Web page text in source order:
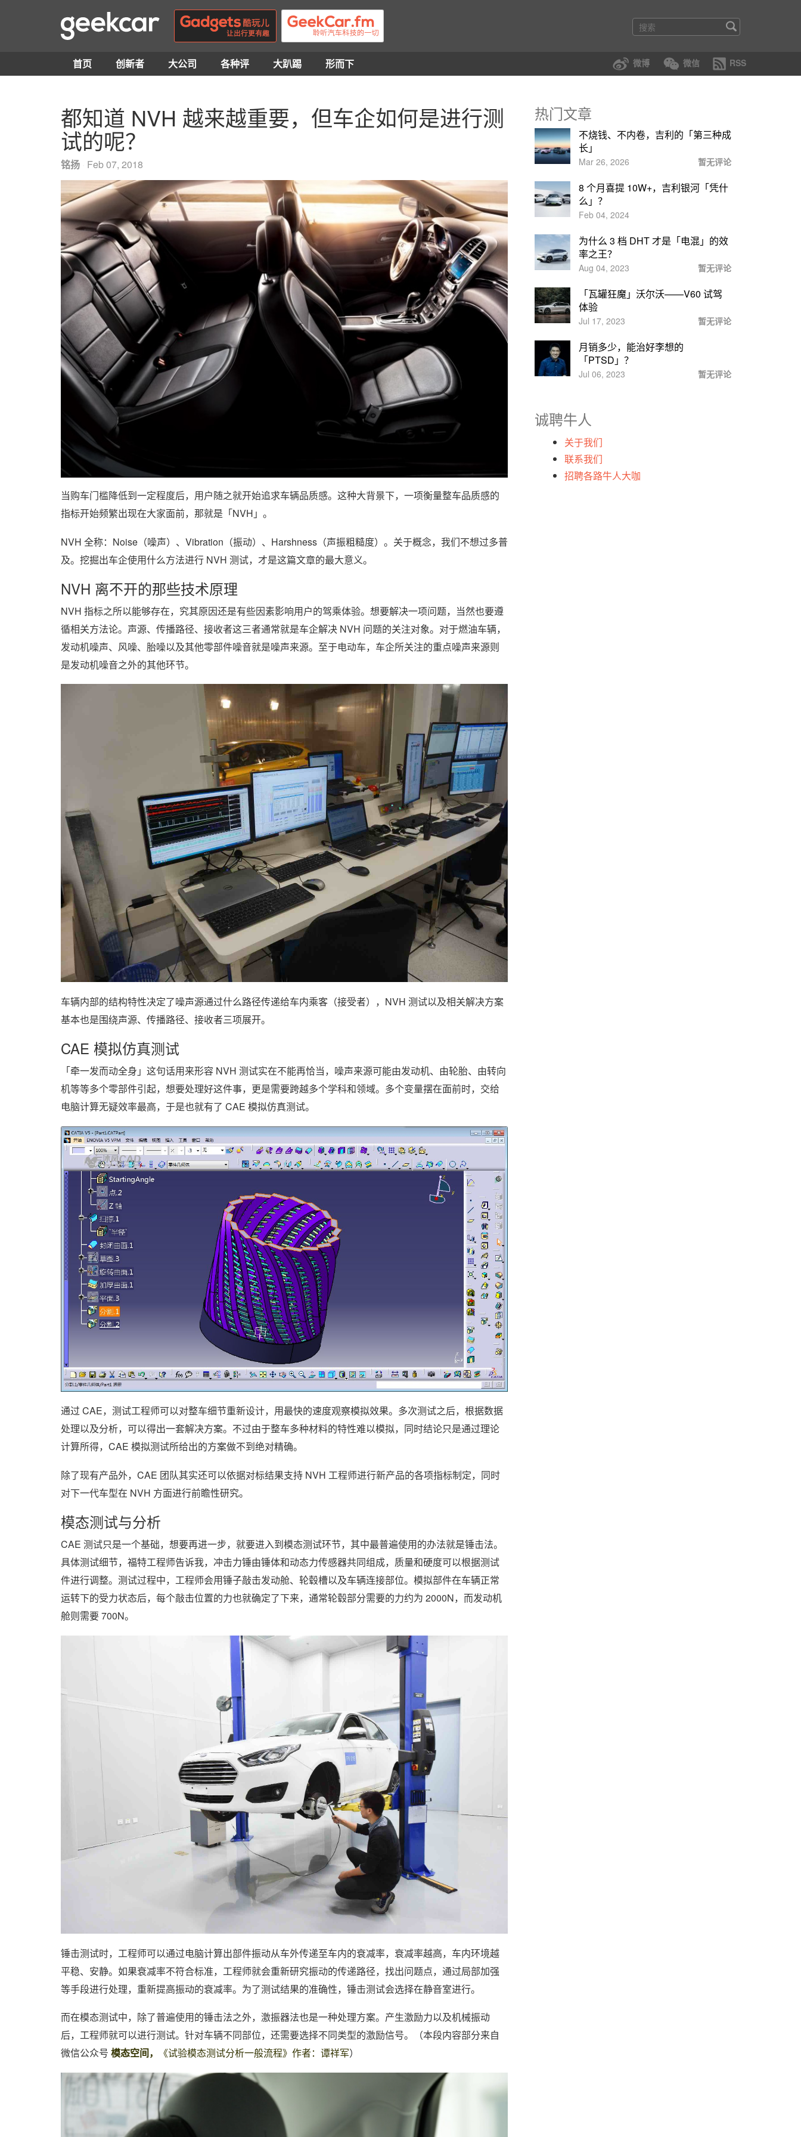
首页 创新者 大公司 各种评 大趴踢 形而下 微博 微信 RSS
都知道 NVH 越来越重要，但车企如何是进行测
试的呢？
铭扬 Feb 07, 2018
当购车门槛降低到一定程度后，用户随之就开始追求车辆品质感。这种大背景下，一项衡量整车品质感的
指标开始频繁出现在大家面前，那就是「NVH」。
NVH 全称：Noise（噪声）、Vibration（振动）、Harshness（声振粗糙度）。关于概念，我们不想过多普
及。挖掘出车企使用什么方法进行 NVH 测试，才是这篇文章的最大意义。
NVH 离不开的那些技术原理
NVH 指标之所以能够存在，究其原因还是有些因素影响用户的驾乘体验。想要解决一项问题，当然也要遵
循相关方法论。声源、传播路径、接收者这三者通常就是车企解决 NVH 问题的关注对象。对于燃油车辆，
发动机噪声、风噪、胎噪以及其他零部件噪音就是噪声来源。至于电动车，车企所关注的重点噪声来源则
是发动机噪音之外的其他环节。
车辆内部的结构特性决定了噪声源通过什么路径传递给车内乘客（接受者），NVH 测试以及相关解决方案
基本也是围绕声源、传播路径、接收者三项展开。
CAE 模拟仿真测试
「牵一发而动全身」这句话用来形容 NVH 测试实在不能再恰当，噪声来源可能由发动机、由轮胎、由转向
机等等多个零部件引起，想要处理好这件事，更是需要跨越多个学科和领域。多个变量摆在面前时，交给
电脑计算无疑效率最高，于是也就有了 CAE 模拟仿真测试。
通过 CAE，测试工程师可以对整车细节重新设计，用最快的速度观察模拟效果。多次测试之后，根据数据
处理以及分析，可以得出一套解决方案。不过由于整车多种材料的特性难以模拟，同时结论只是通过理论
计算所得，CAE 模拟测试所给出的方案做不到绝对精确。
除了现有产品外，CAE 团队其实还可以依据对标结果支持 NVH 工程师进行新产品的各项指标制定，同时
对下一代车型在 NVH 方面进行前瞻性研究。
模态测试与分析
CAE 测试只是一个基础，想要再进一步，就要进入到模态测试环节，其中最普遍使用的办法就是锤击法。
具体测试细节，福特工程师告诉我，冲击力锤由锤体和动态力传感器共同组成，质量和硬度可以根据测试
件进行调整。测试过程中，工程师会用锤子敲击发动舱、轮毂槽以及车辆连接部位。模拟部件在车辆正常
运转下的受力状态后，每个敲击位置的力也就确定了下来，通常轮毂部分需要的力约为 2000N，而发动机
舱则需要700N。
锤击测试时，工程师可以通过电脑计算出部件振动从车外传递至车内的衰减率，衰减率越高，车内环境越
平稳、安静。如果衰减率不符合标准，工程师就会重新研究振动的传递路径，找出问题点，通过局部加强
等手段进行处理，重新提高振动的衰减率。为了测试结果的准确性，锤击测试会选择在静音室进行。
而在模态测试中，除了普遍使用的锤击法之外，激振器法也是一种处理方案。产生激励力以及机械振动
后，工程师就可以进行测试。针对车辆不同部位，还需要选择不同类型的激励信号。（本段内容部分来自
微信公众号 模态空间， 《试验模态测试分析一般流程》作者：谭祥军）
热门文章
不烧钱、不内卷，吉利的「第三种成
长」
Mar 26, 2026 暂无评论
8 个月喜提 10W+，吉利银河「凭什
么」？
Feb 04, 2024
为什么 3 档 DHT 才是「电混」的效
率之王？
Aug 04, 2023 暂无评论
「瓦罐狂魔」沃尔沃——V60 试驾
体验
Jul 17, 2023 暂无评论
月销多少，能治好李想的
「PTSD」？
Jul 06, 2023 暂无评论
诚聘牛人
关于我们
联系我们
招聘各路牛人大咖